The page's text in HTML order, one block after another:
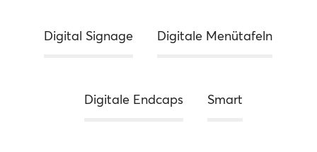
Digital Signage Digitale Menütafeln
Digitale Endcaps Smart